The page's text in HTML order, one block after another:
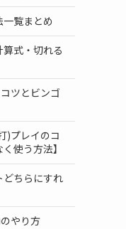
覧まとめ
式・切れる
ツとビンゴ
)プレイのコ
使う方法】
どちらにすれ
やり方